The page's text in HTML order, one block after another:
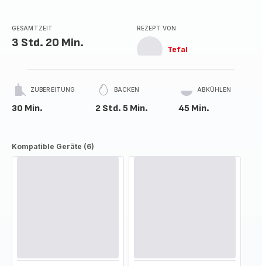
GESAMTZEIT
3 Std. 20 Min.
REZEPT VON
Tefal
ZUBEREITUNG
30 Min.
BACKEN
2 Std. 5 Min.
ABKÜHLEN
45 Min.
Kompatible Geräte (6)